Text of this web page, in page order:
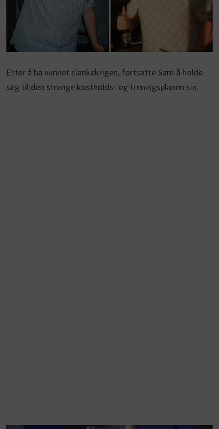
Etter å ha vunnet slankekrigen, fortsatte Sam å holde
seg til den strenge kostholds- og treningsplanen sin.